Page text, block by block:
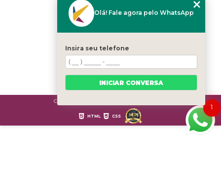
PORTFÓLIO
DÚVIDAS FREQUENTES
CATEGORIAS
MAPA DO SITE
Copyright © Cravestak. (Lei 9610 de 19/02/1998)
HTML CSS
1
Olá! Fale agora pelo WhatsApp
Insira seu telefone
INICIAR CONVERSA